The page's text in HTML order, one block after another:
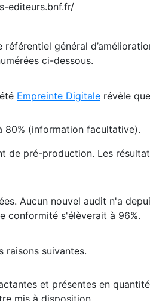
editeurs.bnf.fr/
général
ci-dessous.
Empreinte Digitale révèle
80% (information facultative).
de pré-production. Les
Aucun nouvel audit n'a
conformité s'élèverait à 96%.
raisons suivantes.
et présentes en
mis à disposition.